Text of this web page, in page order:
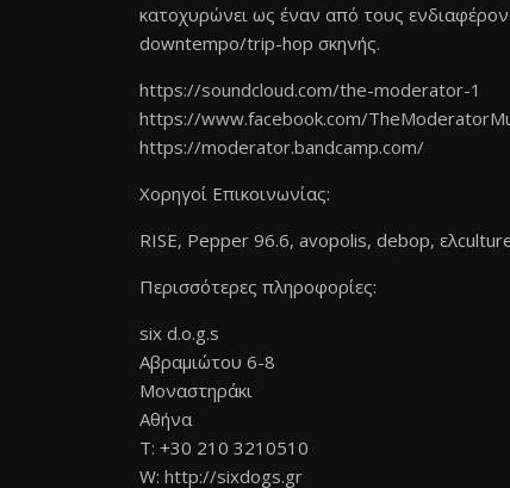
κατοχυρώνει ως έναν από τους
downtempo/trip-hop σκηνής.
https://soundcloud.com/the-moderator-1
https://www.facebook.com/
https://moderator.bandcamp.com/
Χορηγοί Επικοινωνίας:
RISE, Pepper 96.6, avopolis, debop,
Περισσότερες πληροφορίες:
six d.o.g.s
Αβραμιώτου 6-8
Μοναστηράκι
Αθήνα
T: +30 210 3210510
W: http://sixdogs.gr